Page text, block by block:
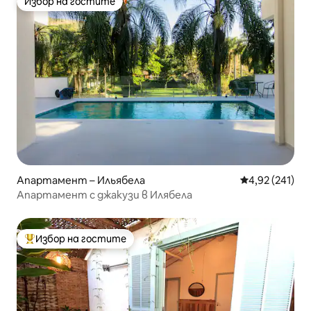
Избор на гостите
Апартамент – Ильябела Средна
4,92 (241)
Апартамент с джакузи в Илябела
Най-популярен избор на гостите
Избор на гостите